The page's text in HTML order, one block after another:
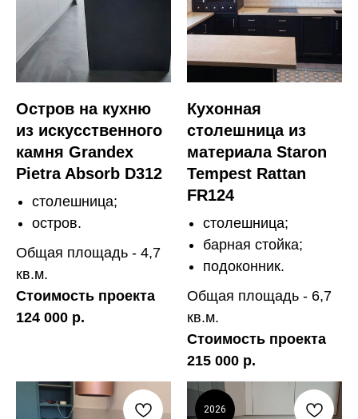
Остров на кухню
из искусственного
камня Grandex
Pietra Absorb D312
столешница;
остров.
Общая площадь - 4,7
кв.м.
Стоимость проекта
124 000 р.
Кухонная
столешница из
материала Staron
Tempest Rattan
FR124
столешница;
барная стойка;
подоконник.
Общая площадь - 6,7
кв.м.
Стоимость проекта
215 000 р.
2026